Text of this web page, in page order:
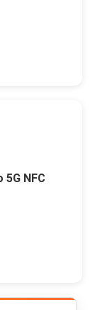
NFC